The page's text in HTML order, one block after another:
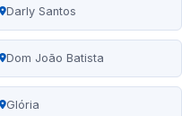
Darly Santos
Dom João Batista
Glória